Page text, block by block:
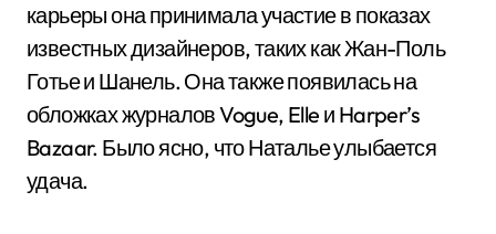
карьеры она принимала участие в показах
известных дизайнеров, таких как Жан-Поль
Готье и Шанель. Она также появилась на
обложках журналов Vogue, Elle и Harper’s
Bazaar. Было ясно, что Наталье улыбается
удача.